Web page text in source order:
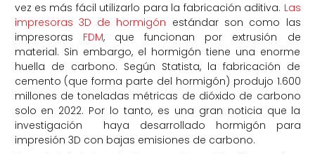
vez es más fácil utilizarlo para la fabricación aditiva. Las
impresoras 3D de hormigón estándar son como las
impresoras FDM, que funcionan por extrusión de
material. Sin embargo, el hormigón tiene una enorme
huella de carbono. Según Statista, la fabricación de
cemento (que forma parte del hormigón) produjo 1.600
millones de toneladas métricas de dióxido de carbono
solo en 2022. Por lo tanto, es una gran noticia que la
investigación haya desarrollado hormigón para
impresión 3D con bajas emisiones de carbono.